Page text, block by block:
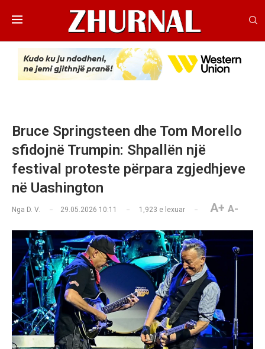
Bruce Springsteen dhe Tom Morello
sfidojnë Trumpin: Shpallën një
festival proteste përpara zgjedhjeve
në Uashington
Nga D. V. 29.05.2026 10:11 1,923 e lexuar A+ A-